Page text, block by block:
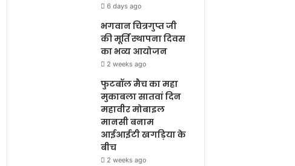
6 days ago
भगवान चित्रगुप्त जी
की मूर्ति स्थापना दिवस
का भव्य आयोजन
2 weeks ago
फुटबॉल मैच का महा
मुकाबला सातवां दिन
महावीर मोबाइल
मानसी बनाम
आईआईटी खगड़िया के
बीच
2 weeks ago